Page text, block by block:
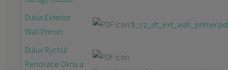
Dulux Exterior
Wall Primer
Dulux Rychlá
Renovace Okna a